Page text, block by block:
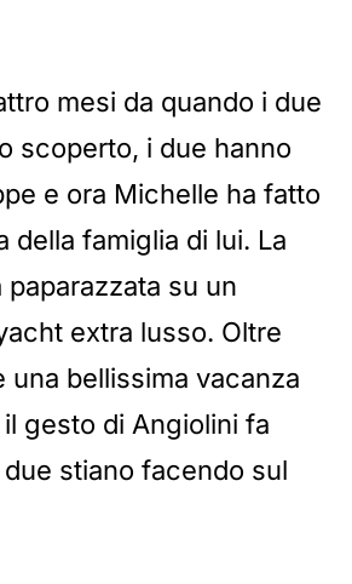
mesi da quando i due
scoperto, i due hanno
e ora Michelle ha fatto
della famiglia di lui. La
su un
extra lusso. Oltre
una bellissima vacanza
gesto di Angiolini fa
stiano facendo sul